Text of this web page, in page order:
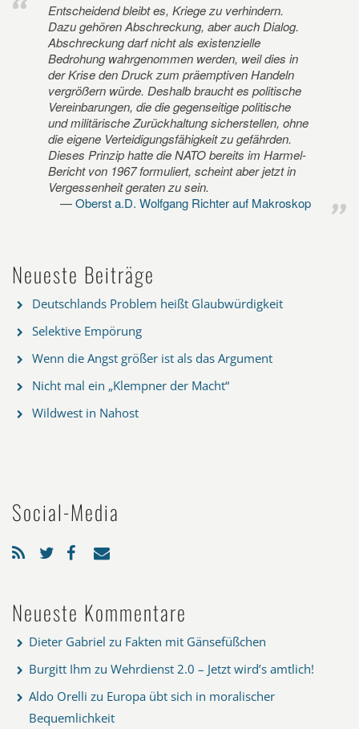
Entscheidend bleibt es, Kriege zu verhindern.
Dazu gehören Abschreckung, aber auch Dialog.
Abschreckung darf nicht als existenzielle
Bedrohung wahrgenommen werden, weil dies in
der Krise den Druck zum präemptiven Handeln
vergrößern würde. Deshalb braucht es politische
Vereinbarungen, die die gegenseitige politische
und militärische Zurückhaltung sicherstellen, ohne
die eigene Verteidigungsfähigkeit zu gefährden.
Dieses Prinzip hatte die NATO bereits im Harmel-
Bericht von 1967 formuliert, scheint aber jetzt in
Vergessenheit geraten zu sein.
Oberst a.D. Wolfgang Richter auf Makroskop
Neueste Beiträge
Deutschlands Problem heißt Glaubwürdigkeit
Selektive Empörung
Wenn die Angst größer ist als das Argument
Nicht mal ein „Klempner der Macht“
Wildwest in Nahost
Social-Media
Neueste Kommentare
Dieter Gabriel zu Fakten mit Gänsefüßchen
Burgitt Ihm zu Wehrdienst 2.0 – Jetzt wird’s amtlich!
Aldo Orelli zu Europa übt sich in moralischer
Bequemlichkeit